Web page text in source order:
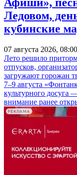
Афиши»,
Ледовом,
кубинские
07 августа 2026, 08:00
Лето решило
отпусков,
загружают горожан
7–9 августа
культурного досуга
внимание ранее
РЕКЛАМА